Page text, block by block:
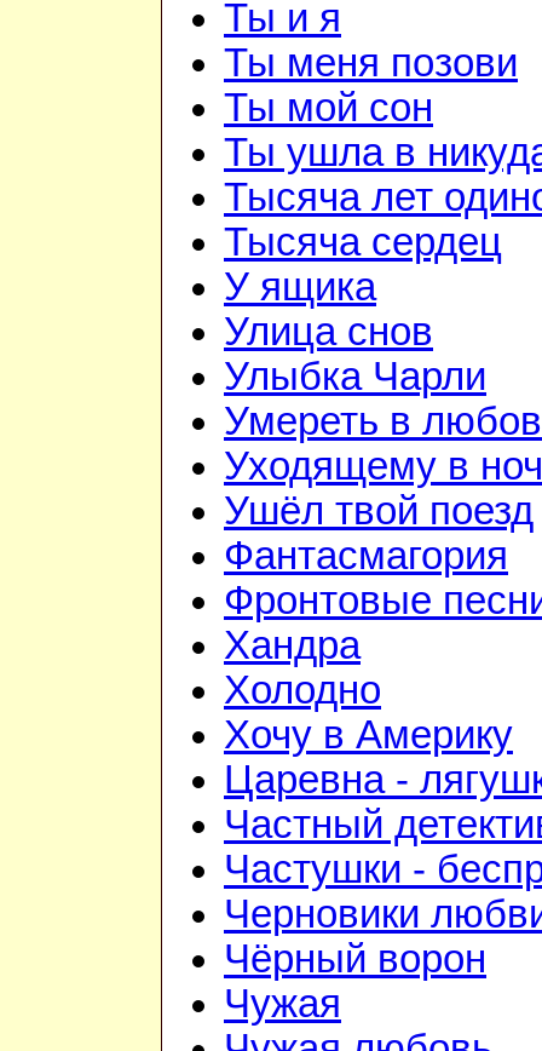
Ты и я
Ты меня позови
Ты мой сон
Ты ушла в
Тысяча лет
Тысяча сердец
У ящика
Улица снов
Улыбка Чарли
Умереть в
Уходящему в
Ушёл твой поезд
Фантасмагория
Фронтовые
Хандра
Холодно
Хочу в Америку
Царевна -
Частный
Частушки -
Черновики
Чёрный ворон
Чужая